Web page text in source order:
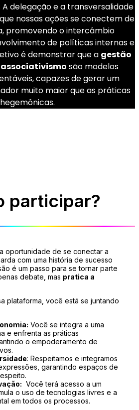
delegação e a transversalidade
nossas ações se conectem de
promovendo o intercâmbio
de políticas internas e
é demonstrar que a gestão
são modelos
capazes de gerar um
muito maior que as práticas
hegemônicas.
★
participar?
oportunidade de se conectar a
com uma história de sucesso
é um passo para se tornar parte
debate, mas pratica a
plataforma, você está se juntando
Você se integra a uma
e enfrenta as práticas
o empoderamento de
: Respeitamos e integramos
garantindo espaços de
Você terá acesso a um
o uso de tecnologias livres e a
em todos os processos.